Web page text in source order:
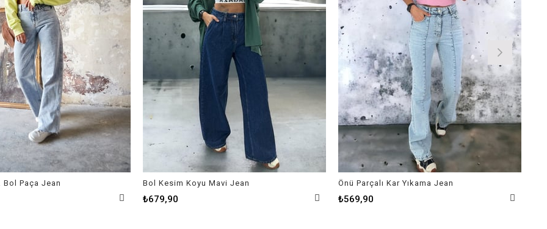
Bol Paça Jean Bol Kesim Koyu Mavi Jean
₺679,90
Önü Parçalı Kar Yıkama Jean
₺569,90